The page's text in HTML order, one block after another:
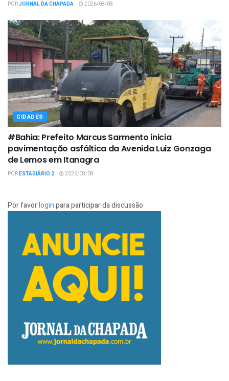
PORJORNAL DA CHAPADA 2026/08/08
CIDADES
#Bahia: Prefeito Marcus Sarmento inicia
pavimentação asfáltica da Avenida Luiz Gonzaga
de Lemos em Itanagra
PORESTAGIÁRIO 2 2026/08/08
Por favorloginpara participar da discussão